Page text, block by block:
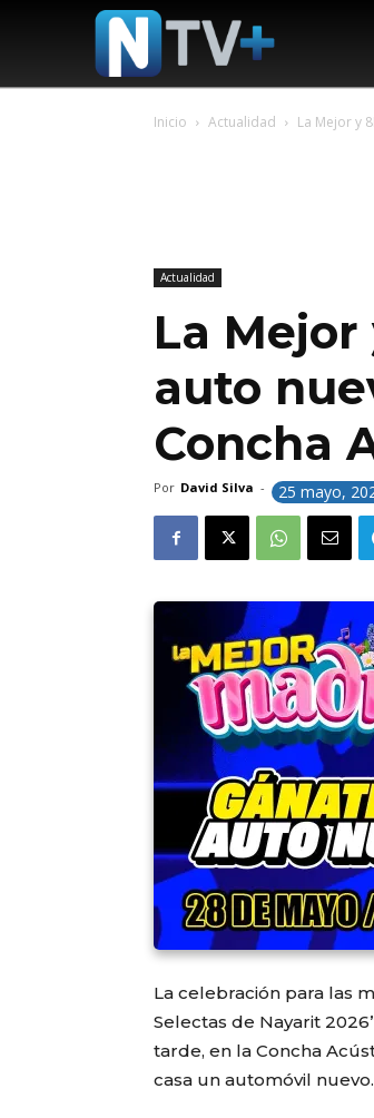
Inicio Actualidad La Mejor y
Actualidad
La
auto
Concha
Por David Silva - 25 mayo,
La celebración para las
Selectas de Nayarit
tarde, en la Concha
casa un automóvil nuevo.